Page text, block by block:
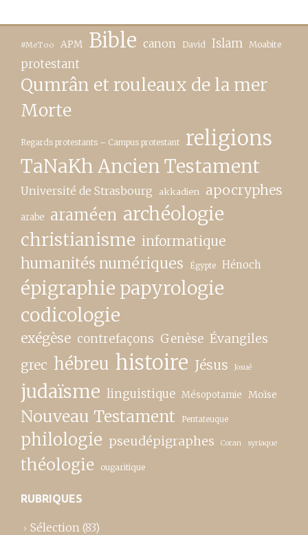
#MeToo APM Bible canon David Islam Moabite
protestant
Qumrân et rouleaux de la mer
Morte
Regards protestants – Campus protestant religions
TaNaKh Ancien Testament
Université de Strasbourg akkadien apocryphes
arabe araméen archéologie
christianisme informatique
humanités numériques Égypte Hénoch
épigraphie papyrologie
codicologie
exégèse contrefaçons Genèse Évangiles
grec hébreu histoire Jésus Josué
judaïsme linguistique Mésopotamie Moïse
Nouveau Testament Pentateuque
philologie pseudépigraphes Coran syriaque
théologie ougaritique
RUBRIQUES
Sélection (83)